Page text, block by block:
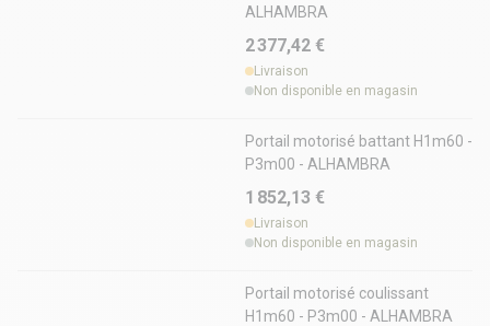
ALHAMBRA
2 377,42 €
Livraison
Non disponible en magasin
Portail motorisé battant H1m60 -
P3m00 - ALHAMBRA
1 852,13 €
Livraison
Non disponible en magasin
Portail motorisé coulissant
H1m60 - P3m00 - ALHAMBRA